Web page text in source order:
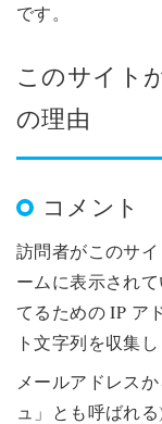
です。
このサイト
の理由
コメント
訪問者がこのサ
ームに表示され
てるための IP ア
ト文字列を収集し
メールアドレス
ュ」とも呼ばれ